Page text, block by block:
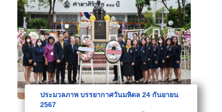
ประมวลภาพ บรรยากาศวันมหิดล 24 กันยายน
2567